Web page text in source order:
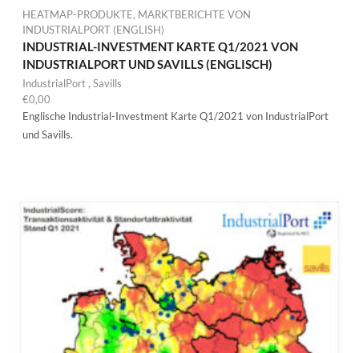
HEATMAP-PRODUKTE, MARKTBERICHTE VON
INDUSTRIALPORT (ENGLISH)
INDUSTRIAL-INVESTMENT KARTE Q1/2021 VON
INDUSTRIALPORT UND SAVILLS (ENGLISCH)
IndustrialPort, Savills
€0,00
Englische Industrial-Investment Karte Q1/2021 von IndustrialPort
und Savills.